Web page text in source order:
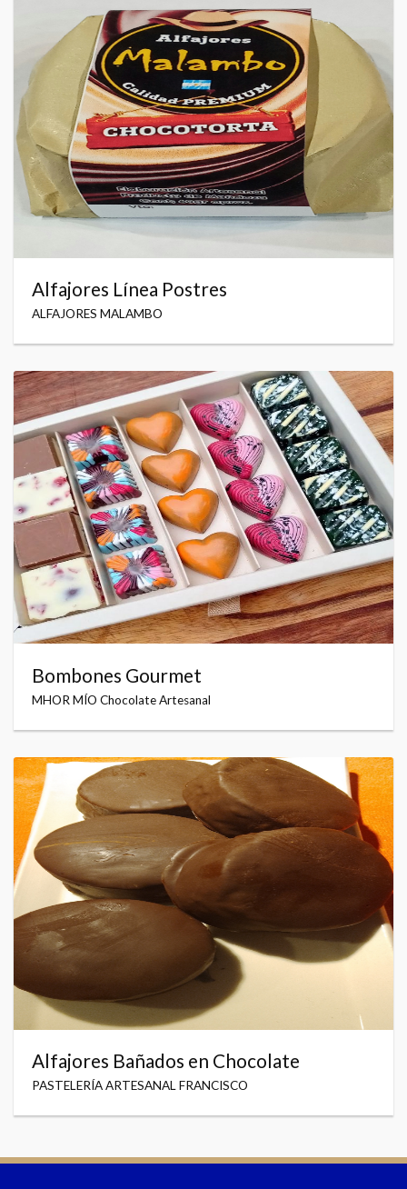
Alfajores Línea Postres
ALFAJORES MALAMBO
Bombones Gourmet
MHOR MÍO Chocolate Artesanal
Alfajores Bañados en Chocolate
PASTELERÍA ARTESANAL FRANCISCO